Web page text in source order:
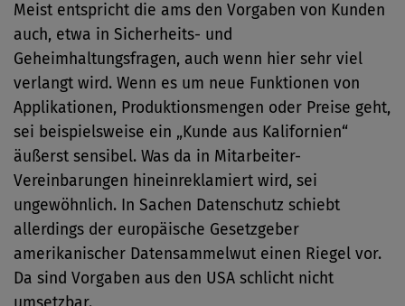
Meist entspricht die ams den Vorgaben von Kunden
auch, etwa in Sicherheits- und
Geheimhaltungsfragen, auch wenn hier sehr viel
verlangt wird. Wenn es um neue Funktionen von
Applikationen, Produktionsmengen oder Preise geht,
sei beispielsweise ein „Kunde aus Kalifornien“
äußerst sensibel. Was da in Mitarbeiter-
Vereinbarungen hineinreklamiert wird, sei
ungewöhnlich. In Sachen Datenschutz schiebt
allerdings der europäische Gesetzgeber
amerikanischer Datensammelwut einen Riegel vor.
Da sind Vorgaben aus den USA schlicht nicht